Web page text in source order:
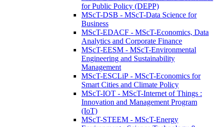
for Public Policy (DEPP)
MScT-DSB - MScT-Data Science for
Business
MScT-EDACF - MScT-Economics, Data
Analytics and Corporate Finance
MScT-EESM - MScT-Environmental
Engineering and Sustainability
Management
MScT-ESCLiP - MScT-Economics for
Smart Cities and Climate Policy
MScT-IOT - MScT-Internet of Things :
Innovation and Management Program
(IoT)
MScT-STEEM - MScT-Energy